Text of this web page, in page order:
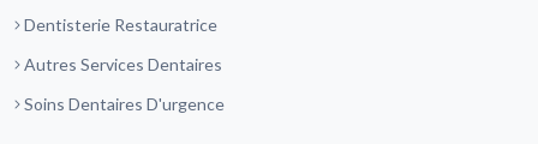
Dentisterie Restauratrice
Autres Services Dentaires
Soins Dentaires D'urgence